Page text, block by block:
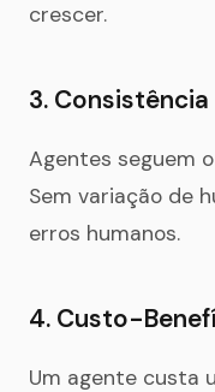
crescer.
3. Consistência
Agentes seguem
Sem variação de
erros humanos.
4. Custo-
Um agente custa